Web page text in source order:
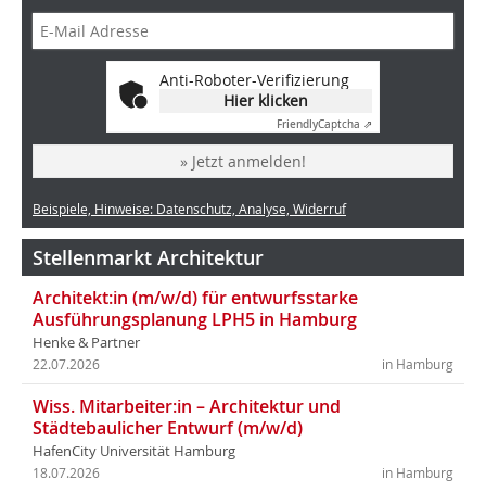
Anti-Roboter-Verifizierung
Hier klicken
FriendlyCaptcha ⇗
» Jetzt anmelden!
Beispiele, Hinweise: Datenschutz, Analyse, Widerruf
Stellenmarkt Architektur
Architekt:in (m/w/d) für entwurfsstarke
Ausführungsplanung LPH5 in Hamburg
Henke & Partner
in Hamburg
22.07.2026
Wiss. Mitarbeiter:in – Architektur und
Städtebaulicher Entwurf (m/w/d)
HafenCity Universität Hamburg
in Hamburg
18.07.2026